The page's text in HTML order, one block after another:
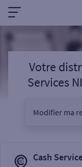
Votre
Services
Modifier ma
Cash